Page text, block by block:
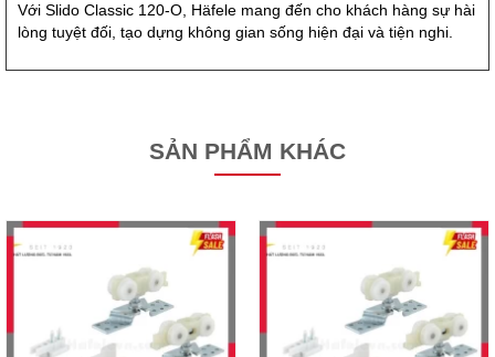
Với Slido Classic 120-O, Häfele mang đến cho khách hàng sự hài
lòng tuyệt đối, tạo dựng không gian sống hiện đại và tiện nghi.
SẢN PHẨM KHÁC